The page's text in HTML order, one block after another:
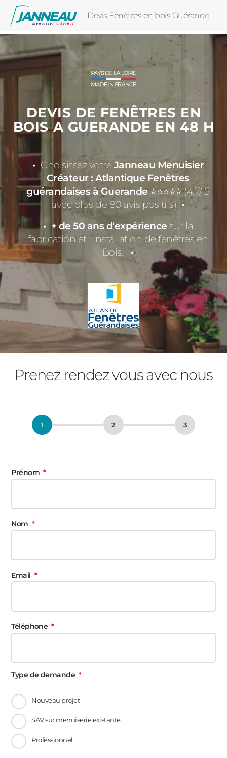
Devis Fenêtres en bois Guérande
DEVIS DE FENÊTRES EN
BOIS A GUERANDE EN 48 H
Choisissez votreJanneau Menuisier
Créateur : Atlantique Fenêtres
guérandaises à Guerande⭐⭐⭐⭐⭐ (4.7/ 5
avec plus de 80 avis positifs)
+ de 50 ans d'expérience sur la
fabrication et l'installation de fenêtres en
Bois.
Prenez rendez vous avec nous
Prénom
Nom
Email
Téléphone
Type de demande
Nouveau projet
SAV sur menuiserie existante
Professionnel